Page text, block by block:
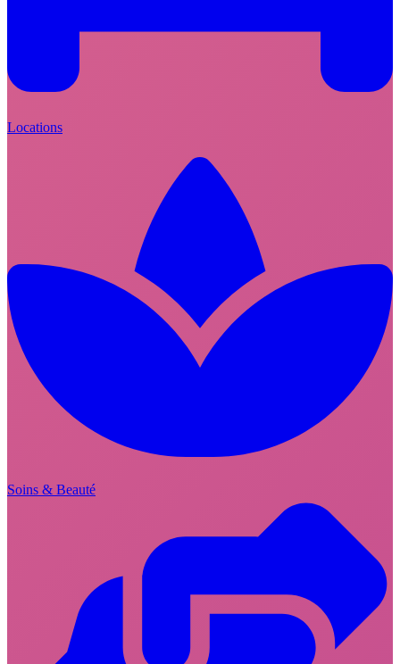
Locations
Soins & Beauté